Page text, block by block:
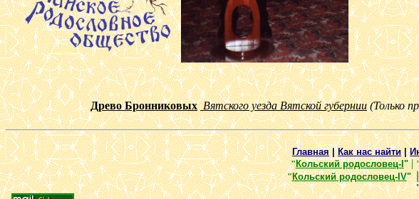
Древо Бронниковых Вятского уезда Вятской губернии (Только
Главная | Как нас найти |
"Кольский родословец-I"|
"Кольский родословец-IV"